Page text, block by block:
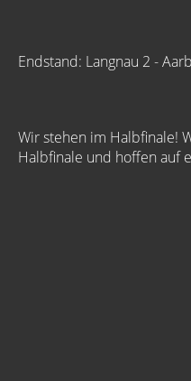
Endstand: Langnau 2 -
Wir stehen im Halbfinale!
Halbfinale und hoffen auf